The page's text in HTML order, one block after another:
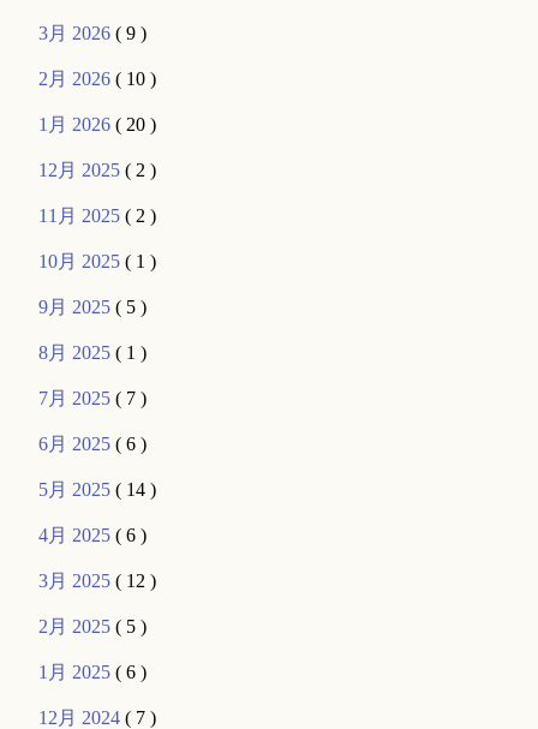
3月 2026( 9 )
2月 2026( 10 )
1月 2026( 20 )
12月 2025( 2 )
11月 2025( 2 )
10月 2025( 1 )
9月 2025( 5 )
8月 2025( 1 )
7月 2025( 7 )
6月 2025( 6 )
5月 2025( 14 )
4月 2025( 6 )
3月 2025( 12 )
2月 2025( 5 )
1月 2025( 6 )
12月 2024( 7 )